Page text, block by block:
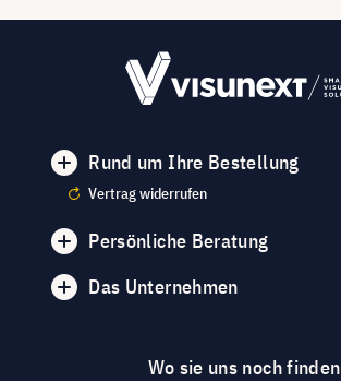
Rund um Ihre Bestellung
Vertrag widerrufen
Persönliche Beratung
Das Unternehmen
Wo sie uns noch finden